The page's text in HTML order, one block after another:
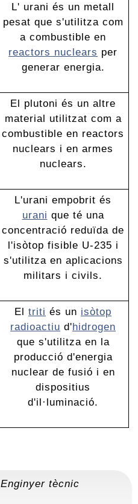
L' urani és un metall
pesat que s'utilitza com
a combustible en
reactors nuclears per
generar energia.
El plutoni és un altre
material utilitzat com a
combustible en reactors
nuclears i en armes
nuclears.
L'urani empobrit és
urani que té una
concentració reduïda de
l'isòtop fisible U-235 i
s'utilitza en aplicacions
militars i civils.
El triti és un isòtop
radioactiu d'hidrogen
que s'utilitza en la
producció d'energia
nuclear de fusió i en
dispositius
d'il·luminació.
Enginyer tècnic